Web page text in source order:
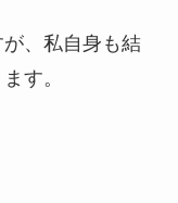
、私自身も結
す。